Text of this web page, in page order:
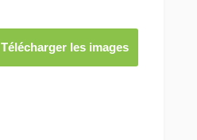
Télécharger les images